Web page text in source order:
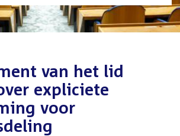
van het lid
expliciete
voor